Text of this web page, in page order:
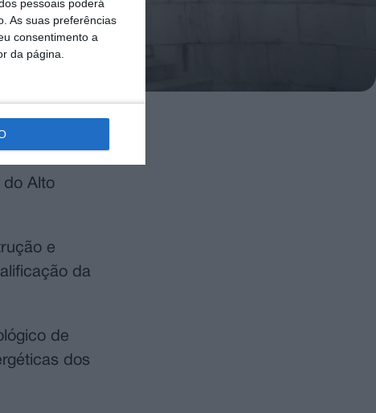
pessoais poderá
As suas preferências
consentimento a
da página.
dos
do
do Alto
e
da
de
dos